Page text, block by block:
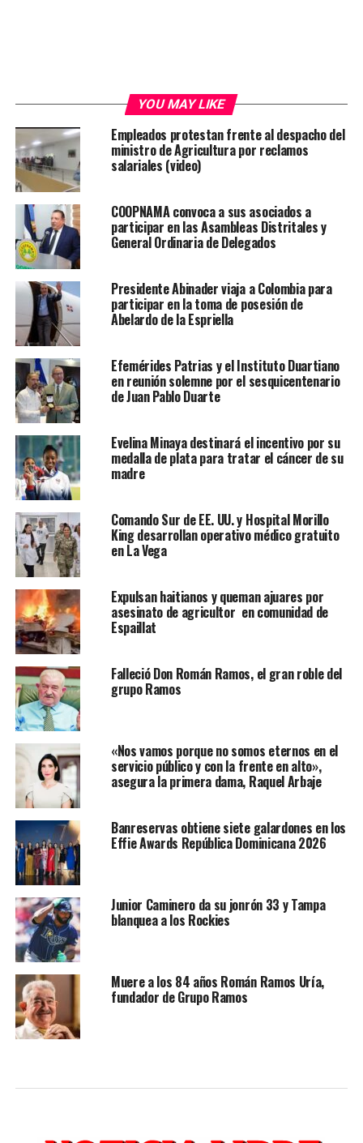
YOU MAY LIKE
Empleados protestan frente al despacho del
ministro de Agricultura por reclamos
salariales (video)
COOPNAMA convoca a sus asociados a
participar en las Asambleas Distritales y
General Ordinaria de Delegados
Presidente Abinader viaja a Colombia para
participar en la toma de posesión de
Abelardo de la Espriella
Efemérides Patrias y el Instituto Duartiano
en reunión solemne por el sesquicentenario
de Juan Pablo Duarte
Evelina Minaya destinará el incentivo por su
medalla de plata para tratar el cáncer de su
madre
Comando Sur de EE. UU. y Hospital Morillo
King desarrollan operativo médico gratuito
en La Vega
Expulsan haitianos y queman ajuares por
asesinato de agricultor en comunidad de
Espaillat
Falleció Don Román Ramos, el gran roble del
grupo Ramos
«Nos vamos porque no somos eternos en el
servicio público y con la frente en alto»,
asegura la primera dama, Raquel Arbaje
Banreservas obtiene siete galardones en los
Effie Awards República Dominicana 2026
Junior Caminero da su jonrón 33 y Tampa
blanquea a los Rockies
Muere a los 84 años Román Ramos Uría,
fundador de Grupo Ramos